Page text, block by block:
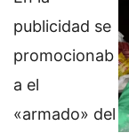
publicidad se
promocionab
a el
«armado» del